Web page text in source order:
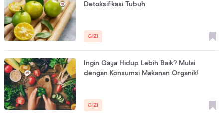
Detoksifikasi Tubuh
GIZI
Ingin Gaya Hidup Lebih Baik? Mulai
dengan Konsumsi Makanan Organik!
GIZI